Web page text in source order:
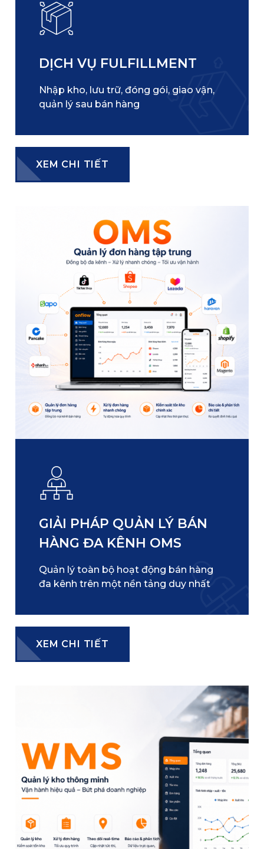
DỊCH VỤ FULFILLMENT
Nhập kho, lưu trữ, đóng gói, giao vận,
quản lý sau bán hàng
XEM CHI TIẾT
GIẢI PHÁP QUẢN LÝ BÁN
HÀNG ĐA KÊNH OMS
Quản lý toàn bộ hoạt động bán hàng
đa kênh trên một nền tảng duy nhất
XEM CHI TIẾT